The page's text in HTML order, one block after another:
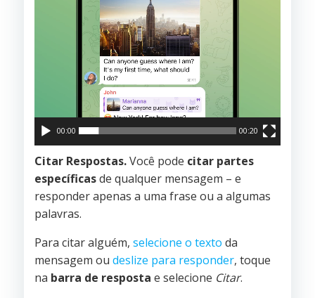
00:00 00:20
Citar Respostas.Você pode citar partes
específicasde qualquer mensagem – e
responder apenas a uma frase ou a algumas
palavras.
Para citar alguém, selecione o texto da
mensagem ou deslize para responder, toque
na barra de resposta e selecione Citar.